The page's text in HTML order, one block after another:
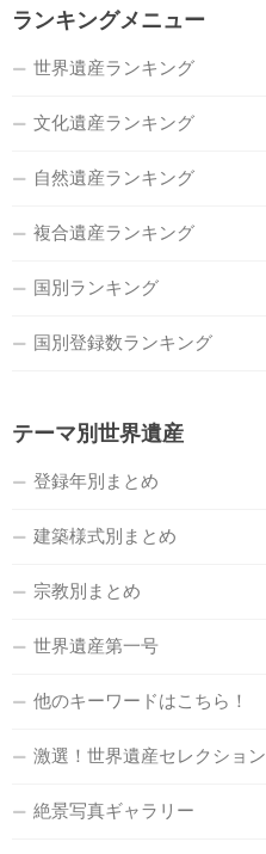
ランキングメニュー
世界遺産ランキング
文化遺産ランキング
自然遺産ランキング
複合遺産ランキング
国別ランキング
国別登録数ランキング
テーマ別世界遺産
登録年別まとめ
建築様式別まとめ
宗教別まとめ
世界遺産第一号
他のキーワードはこちら！
激選！世界遺産セレクション
絶景写真ギャラリー